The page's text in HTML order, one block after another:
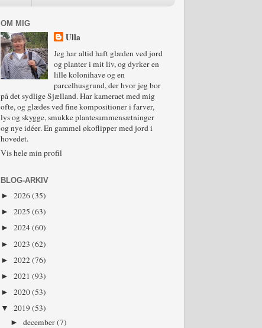
OM MIG
Ulla
Jeg har altid haft glæden ved jord
og planter i mit liv, og dyrker en
lille kolonihave og en
parcelhusgrund, der hvor jeg bor
på det sydlige Sjælland. Har kameraet med mig
ofte, og glædes ved fine kompositioner i farver,
lys og skygge, smukke plantesammensætninger
og nye idéer. En gammel økoflipper med jord i
hovedet.
Vis hele min profil
BLOG-ARKIV
► 2026(35)
► 2025 (63)
► 2024(60)
► 2023 (62)
► 2022(76)
► 2021 (93)
► 2020(53)
▼ 2019(53)
►december(7)